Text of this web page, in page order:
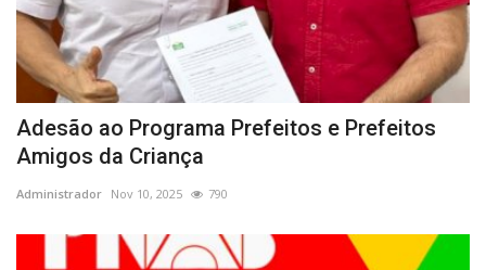
Adesão ao Programa Prefeitos e Prefeitos
Amigos da Criança
Administrador Nov 10, 2025 790